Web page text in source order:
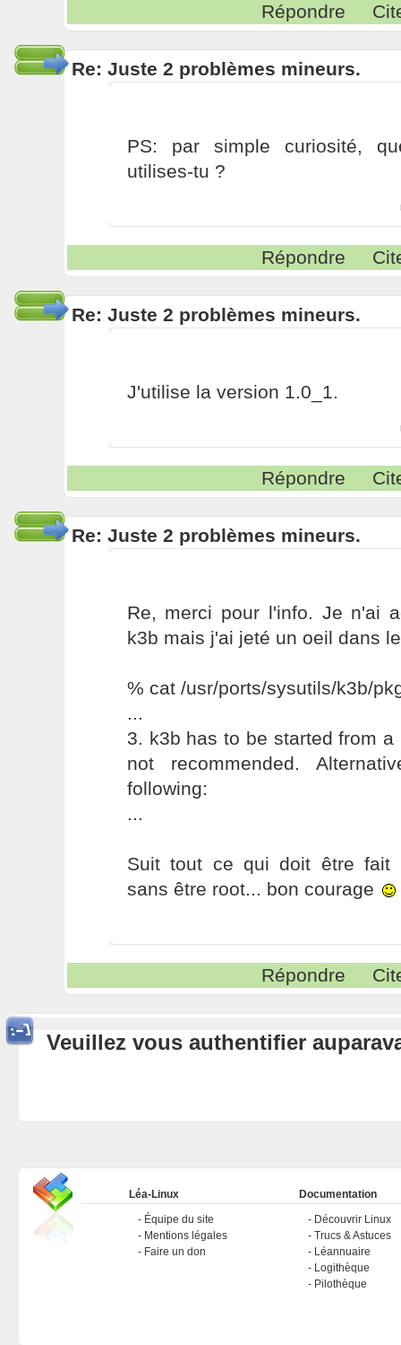
Répondre
Re: Juste 2 problèmes mineurs.
PS: par simple curiosité,
utilises-tu ?
Répondre
Re: Juste 2 problèmes mineurs.
J'utilise la version 1.0_1.
Répondre
Re: Juste 2 problèmes mineurs.
Re, merci pour l'info. Je n'ai
k3b mais j'ai jeté un oeil dans
% cat /usr/ports/sysutils/k3b/
...
3. k3b has to be started from
not recommended.
following:
...
Suit tout ce qui doit être fait
sans être root... bon courage
Répondre
Veuillez vous authentifier
Léa-Linux
Équipe du site
Mentions légales
Faire un don
Documentation
Découvrir Linux
Trucs & Astuces
Léannuaire
Logithèque
Pilothèque